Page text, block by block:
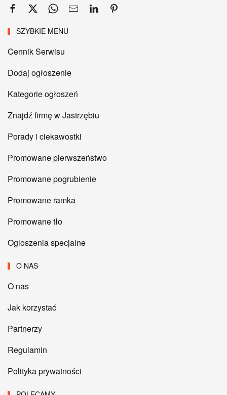
SZYBKIE MENU
Cennik Serwisu
Dodaj ogłoszenie
Kategorie ogłoszeń
Znajdź firmę w Jastrzębiu
Porady i ciekawostki
Promowane pierwszeństwo
Promowane pogrubienie
Promowane ramka
Promowane tło
Ogloszenia specjalne
O NAS
O nas
Jak korzystać
Partnerzy
Regulamin
Polityka prywatności